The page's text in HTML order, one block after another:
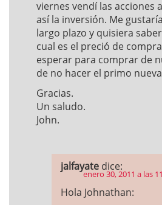
viernes vendí las acciones
así la inversión. Me
largo plazo y quisiera
cual es el preció de
esperar para comprar de
de no hacer el primo
Gracias.
Un saludo.
John.
jalfayate dice:
enero 30, 2011 a las
Hola Johnathan: